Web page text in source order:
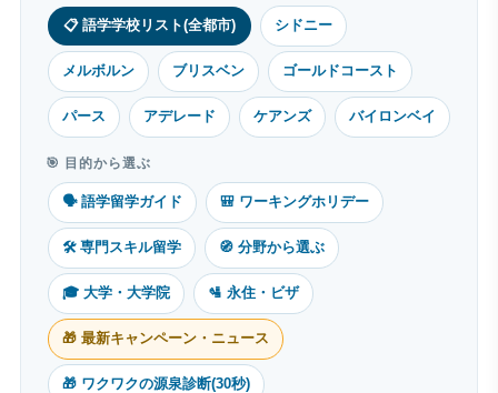
📋 語学学校リスト(全都市) シドニー
メルボルン ブリスベン ゴールドコースト
パース アデレード ケアンズ バイロンベイ
🎯 目的から選ぶ
🗣 語学留学ガイド 🎒 ワーキングホリデー
🛠 専門スキル留学 🧭 分野から選ぶ
🎓 大学・大学院 🛂 永住・ビザ
🎁 最新キャンペーン・ニュース
🎁 ワクワクの源泉診断(30秒)